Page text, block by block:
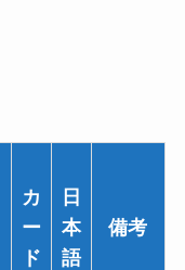
カ
ー
ド
日
本
語
備考